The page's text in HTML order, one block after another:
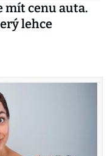
mít cenu auta.
lehce